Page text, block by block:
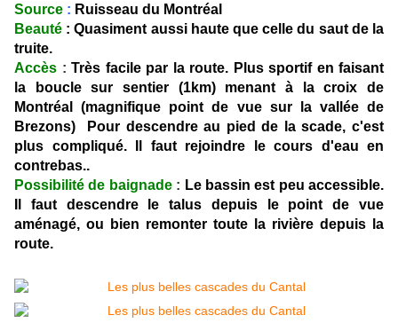
Source : Ruisseau du Montréal
Beauté : Quasiment aussi haute que celle du saut de la
truite.
Accès : Très facile par la route. Plus sportif en faisant
la boucle sur sentier (1km) menant à la croix de
Montréal (magnifique point de vue sur la vallée de
Brezons) Pour descendre au pied de la scade, c'est
plus compliqué. Il faut rejoindre le cours d'eau en
contrebas..
Possibilité de baignade: Le bassin est peu accessible.
Il faut descendre le talus depuis le point de vue
aménagé, ou bien remonter toute la rivière depuis la
route.